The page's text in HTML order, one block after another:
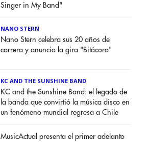
Singer in My Band"
NANO STERN
Nano Stern celebra sus 20 años de
carrera y anuncia la gira "Bitácora"
KC AND THE SUNSHINE BAND
KC and the Sunshine Band: el legado de
la banda que convirtió la música disco en
un fenómeno mundial regresa a Chile
MusicActual presenta el primer adelanto